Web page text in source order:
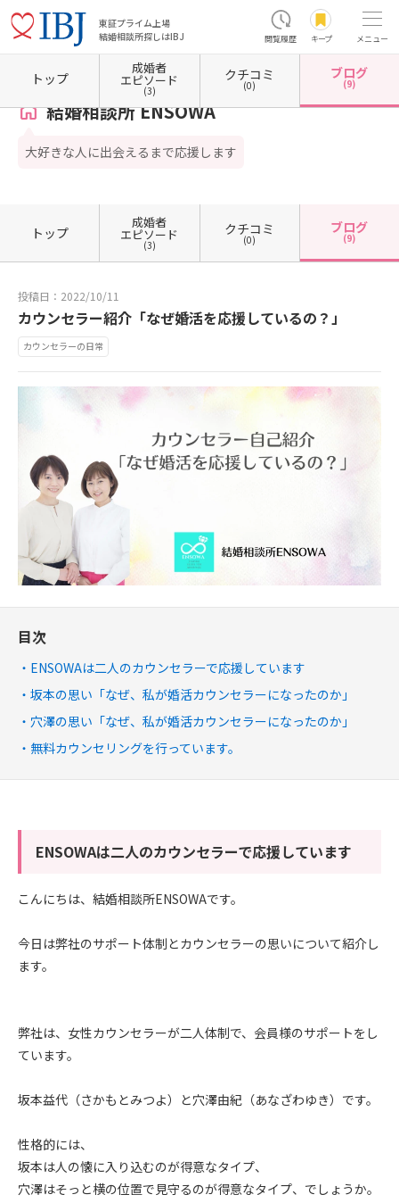
東証プライム上場
結婚相談所探しはIBJ
閲覧履歴 キープ メニュー
ホーム 東京都の結婚相談所 東京都世田谷区 結婚相談所 ENSOWA カウンセラーブロ
結婚相談所 ENSOWA
大好きな人に出会えるまで応援します
トップ
成婚者
エピソード
(3)
クチコミ
(0)
ブログ
(9)
トップ
成婚者
エピソード
(3)
クチコミ
(0)
ブログ
(9)
投稿日：2022/10/11
カウンセラー紹介「なぜ婚活を応援しているの？」
カウンセラーの日常
目次
ENSOWAは二人のカウンセラーで応援しています
坂本の思い「なぜ、私が婚活カウンセラーになったのか」
穴澤の思い「なぜ、私が婚活カウンセラーになったのか」
無料カウンセリングを行っています。
ENSOWAは二人のカウンセラーで応援しています
こんにちは、結婚相談所ENSOWAです。
今日は弊社のサポート体制とカウンセラーの思いについて紹介し
ます。
弊社は、女性カウンセラーが二人体制で、会員様のサポートをし
ています。
坂本益代（さかもとみつよ）と穴澤由紀（あなざわゆき）です。
性格的には、
坂本は人の懐に入り込むのが得意なタイプ、
穴澤はそっと横の位置で見守るのが得意なタイプ、でしょうか。